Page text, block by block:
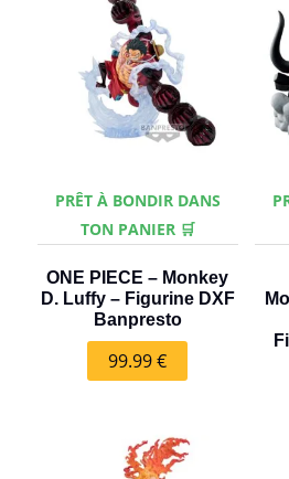
PRÊT À BONDIR DANS
TON PANIER 🛒
ONE PIECE – Monkey
D. Luffy – Figurine DXF
Banpresto
99.99€